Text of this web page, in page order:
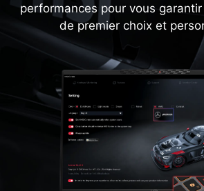
performances pour vous
de premier choix et